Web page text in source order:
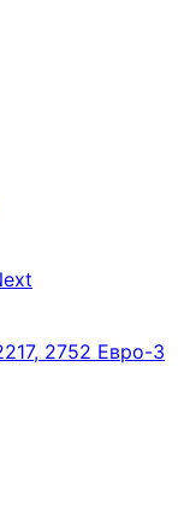
2752 Евро-3